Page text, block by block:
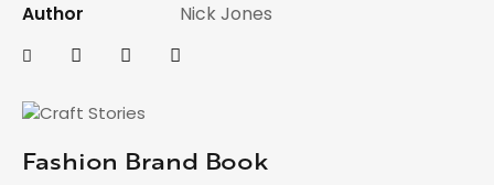
Author
Nick Jones
Fashion Brand Book